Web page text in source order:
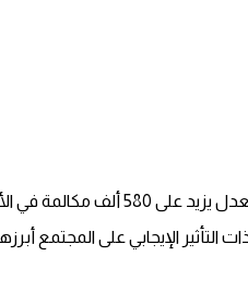
الإيجابي على المجتمع